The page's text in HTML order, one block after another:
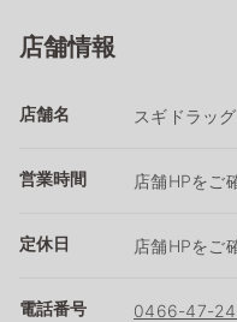
店舗情報
店舗名 スギドラッ
営業時間 店舗HPをご
定休日 店舗HPをご
電話番号 0466-47-